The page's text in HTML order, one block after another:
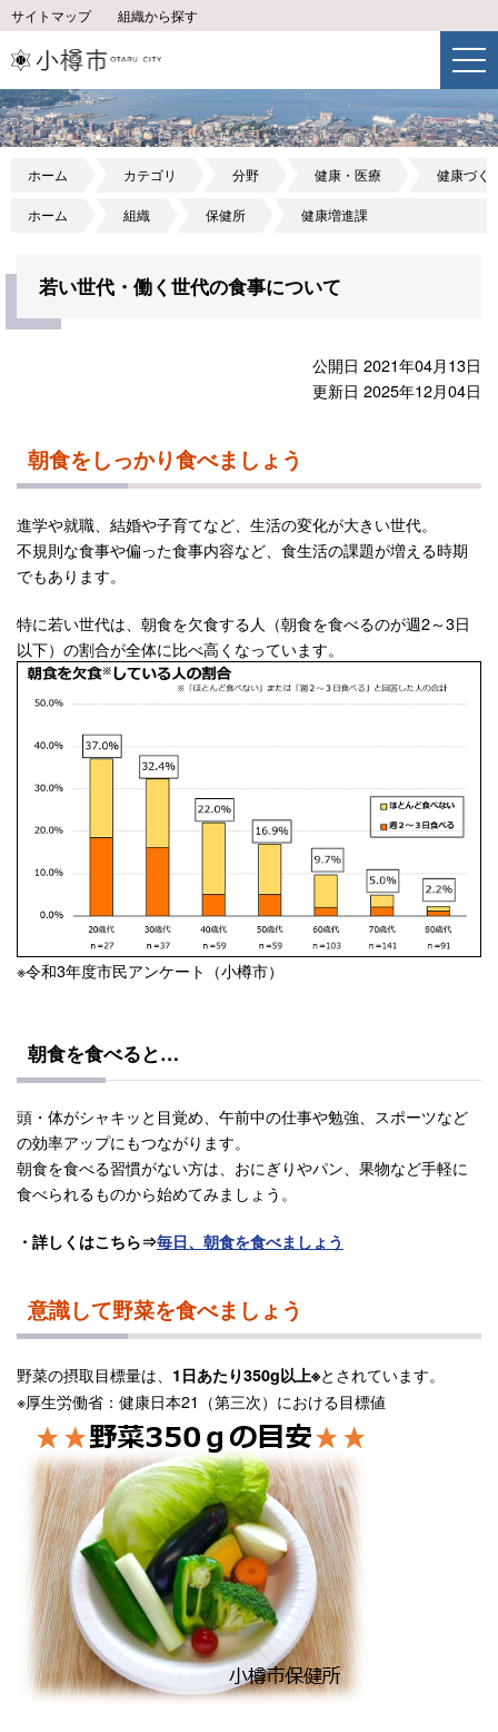
サイトマップ 組織から探す
ホーム カテゴリ 分野 健康・医療 健康づく
ホーム 組織 保健所 健康増進課
若い世代・働く世代の食事について
公開日 2021年04月13日
更新日 2025年12月04日
朝食をしっかり食べましょう
進学や就職、結婚や子育てなど、生活の変化が大きい世代。
不規則な食事や偏った食事内容など、食生活の課題が増える時期
でもあります。
特に若い世代は、朝食を欠食する人（朝食を食べるのが週2～3日
以下）の割合が全体に比べ高くなっています。
※令和3年度市民アンケート（小樽市）
朝食を食べると…
頭・体がシャキッと目覚め、午前中の仕事や勉強、スポーツなど
の効率アップにもつながります。
朝食を食べる習慣がない方は、おにぎりやパン、果物など手軽に
食べられるものから始めてみましょう。
・詳しくはこちら⇒毎日、朝食を食べましょう
意識して野菜を食べましょう
野菜の摂取目標量は、 1日あたり350g以上※とされています。
※厚生労働省：健康日本21（第三次）における目標値